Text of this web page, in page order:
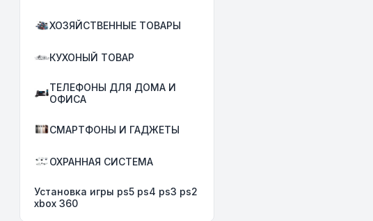
ХОЗЯЙСТВЕННЫЕ ТОВАРЫ
КУХОНЫЙ ТОВАР
ТЕЛЕФОНЫ ДЛЯ ДОМА И
ОФИСА
СМАРТФОНЫ И ГАДЖЕТЫ
ОХРАННАЯ СИСТЕМА
Установка игры ps5 ps4 ps3 ps2
xbox 360